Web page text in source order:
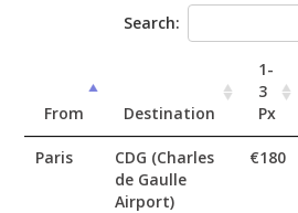
Search:
From Destination
1-
3
Px
Paris
CDG (Charles
de Gaulle
Airport)
€180